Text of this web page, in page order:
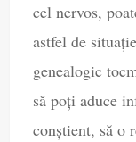
cel nervos,
astfel de
genealogic
să poți aduce
conștient, să o